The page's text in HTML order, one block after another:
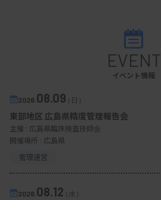
EVENT
イベント情報
2026. 08.09（日）
東部地区 広島県精度管理報告会
主催 : 広島県臨床検査技師会
開催場所 : 広島県
管理運営
2026. 08.12（水）